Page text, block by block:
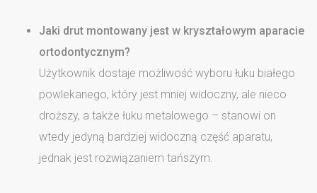
Jaki drut montowany jest w kryształowym aparacie
ortodontycznym?
Użytkownik dostaje możliwość wyboru łuku białego
powlekanego, który jest mniej widoczny, ale nieco
droższy, a także łuku metalowego – stanowi on
wtedy jedyną bardziej widoczną część aparatu,
jednak jest rozwiązaniem tańszym.